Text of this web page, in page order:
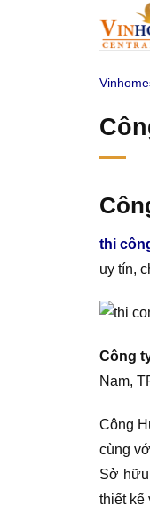
thi
uy tín,
Công
Nam,
Công
cùng
Sở
thiết kế